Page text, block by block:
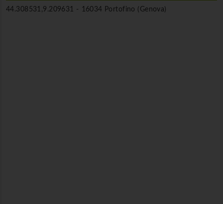
44.308531,9.209631 - 16034 Portofino (Genova)